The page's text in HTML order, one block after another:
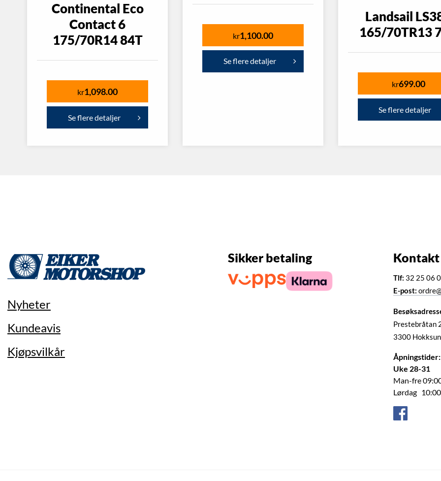
Continental Eco
Contact 6
175/70R14 84T
kr1,098.00
Se flere detaljer
kr1,100.00
Se flere detaljer
Landsail
165/70TR13
kr699.00
Se flere detaljer
Nyheter
Kundeavis
Kjøpsvilkår
Sikker betaling Kontakt
Tlf: 32 25 06
E-post:
Prestebråtan
3300
Uke 28-31
Man-fre
Lørdag